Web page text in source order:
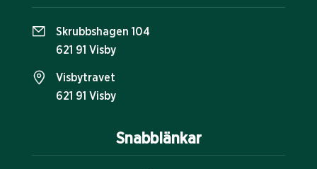
Snabblänkar
Skrubbshagen 104
621 91 Visby
Visbytravet
621 91 Visby